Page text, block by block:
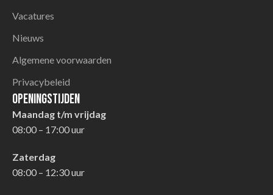
Vacatures
Nieuws
Algemene voorwaarden
Privacybeleid
Openingstijden
Maandag t/m vrijdag
08:00 – 17:00 uur
Zaterdag
08:00 – 12:30 uur